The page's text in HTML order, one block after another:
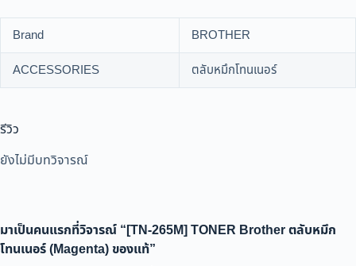
Brand
BROTHER
ACCESSORIES
ตลับหมึกโทนเนอร์
รีวิว
ยังไม่มีบทวิจารณ์
มาเป็นคนแรกที่วิจารณ์ “[TN-265M] TONER Brother ตลับหมึก
โทนเนอร์ (Magenta) ของแท้”